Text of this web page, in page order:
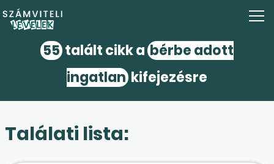
55 talált cikk a bérbe adott
ingatlan kifejezésre
Találati lista: